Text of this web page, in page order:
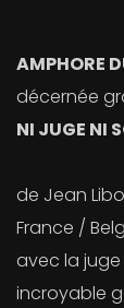
AMPHORE
décernée
NI JUGE NI
de Jean
France /
avec la juge
incroyable